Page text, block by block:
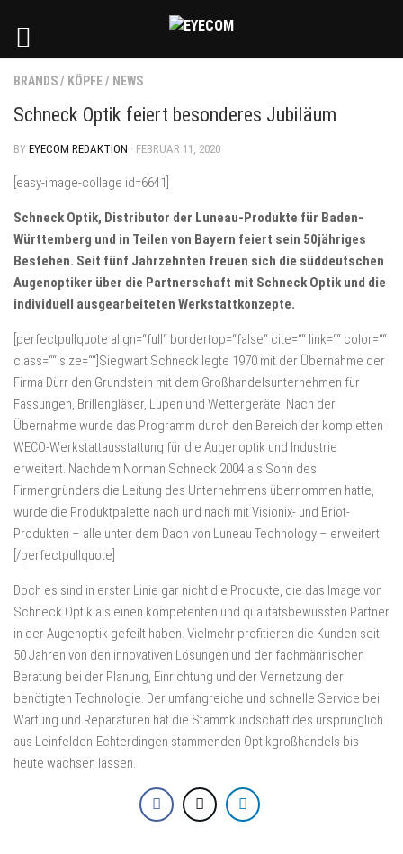
BRANDS/ KÖPFE/ NEWS
Schneck Optik feiert besonderes Jubiläum
BY EYECOM REDAKTION · FEBRUAR 11, 2020
[easy-image-collage id=6641]
Schneck Optik, Distributor der Luneau-Produkte für Baden-
Württemberg und in Teilen von Bayern feiert sein 50jähriges
Bestehen. Seit fünf Jahrzehnten freuen sich die süddeutschen
Augenoptiker über die Partnerschaft mit Schneck Optik und die
individuell ausgearbeiteten Werkstattkonzepte.
[perfectpullquote align=“full“ bordertop=“false“ cite=““ link=““ color=““
class=““ size=““]Siegwart Schneck legte 1970 mit der Übernahme der
Firma Dürr den Grundstein mit dem Großhandelsunternehmen für
Fassungen, Brillengläser, Lupen und Wettergeräte. Nach der
Übernahme wurde das Programm durch den Bereich der kompletten
WECO-Werkstattausstattung für die Augenoptik und Industrie
erweitert. Nachdem Norman Schneck 2004 als Sohn des
Firmengründers die Leitung des Unternehmens übernommen hatte,
wurde die Produktpalette nach und nach mit Visionix- und Briot-
Produkten – alle unter dem Dach von Luneau Technology – erweitert.
[/perfectpullquote]
Doch es sind in erster Linie gar nicht die Produkte, die das Image von
Schneck Optik als einen kompetenten und qualitätsbewussten Partner
in der Augenoptik gefeilt haben. Vielmehr profitieren die Kunden seit
50 Jahren von den innovativen Lösungen und der fachmännischen
Beratung bei der Planung, Einrichtung und der Vernetzung der
benötigten Technologie. Der umfangreiche und schnelle Service bei
Wartung und Reparaturen hat die Stammkundschaft des ursprünglich
aus Leinfelden-Echterdingen stammenden Optikgroßhandels bis
heute wachsen lassen.